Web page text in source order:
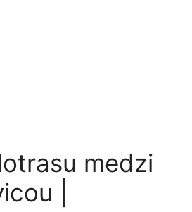
medzi
|